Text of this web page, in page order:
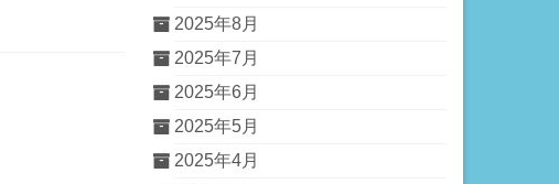
2025年8月
2025年7月
2025年6月
2025年5月
2025年4月